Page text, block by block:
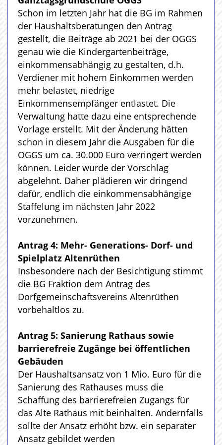
Schon im letzten Jahr hat die BG im Rahmen
der Haushaltsberatungen den Antrag
gestellt, die Beiträge ab 2021 bei der OGGS
genau wie die Kindergartenbeiträge,
einkommensabhängig zu gestalten, d.h.
Verdiener mit hohem Einkommen werden
mehr belastet, niedrige
Einkommensempfänger entlastet. Die
Verwaltung hatte dazu eine entsprechende
Vorlage erstellt. Mit der Änderung hätten
schon in diesem Jahr die Ausgaben für die
OGGS um ca. 30.000 Euro verringert werden
können. Leider wurde der Vorschlag
abgelehnt. Daher plädieren wir dringend
dafür, endlich die einkommensabhängige
Staffelung im nächsten Jahr 2022
vorzunehmen.
Antrag 4: Mehr- Generations- Dorf- und
Spielplatz Altenrüthen
Insbesondere nach der Besichtigung stimmt
die BG Fraktion dem Antrag des
Dorfgemeinschaftsvereins Altenrüthen
vorbehaltlos zu.
Antrag 5: Sanierung Rathaus sowie
barrierefreie Zugänge bei öffentlichen
Gebäuden
Der Haushaltsansatz von 1 Mio. Euro für die
Sanierung des Rathauses muss die
Schaffung des barrierefreien Zugangs für
das Alte Rathaus mit beinhalten. Andernfalls
sollte der Ansatz erhöht bzw. ein separater
Ansatz gebildet werden